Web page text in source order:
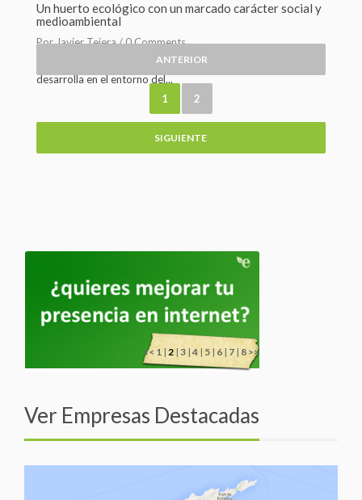
Un huerto ecológico con un marcado carácter social y
medioambiental
Por Javier Tejera /0 Comments
Desde hace ocho años, la Fundació Social La Sapiència
desarrolla en el entorno del...
ANTERIOR
1 2
SIGUIENTE
<<1| 2| 3|4|5|6| 7|8>>
Ver Empresas Destacadas